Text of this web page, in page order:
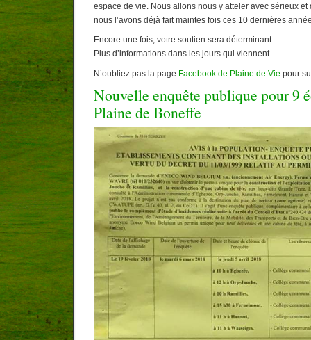
espace de vie. Nous allons nous y atteler avec sérieux et
nous l’avons déjà fait maintes fois ces 10 dernières
Encore une fois, votre soutien sera déterminant.
Plus d’informations dans les jours qui viennent.
N’oubliez pas la page Facebook de Plaine de Vie pour
Nouvelle enquête publique pour 9
Plaine de Boneffe